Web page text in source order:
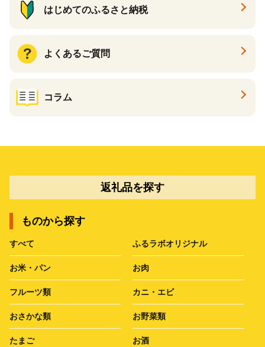
はじめてのふるさと納税
よくあるご質問
コラム
返礼品を探す
ものから探す
すべて ふるラボオリジナル
お米・パン お肉
フルーツ類 カニ・エビ
おさかな類 お野菜類
たまご お酒